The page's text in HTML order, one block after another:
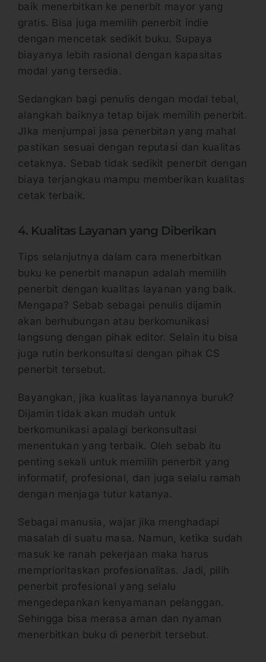
baik menerbitkan ke penerbit mayor yang
gratis. Bisa juga memilih penerbit indie
dengan mencetak sedikit buku. Supaya
biayanya lebih rasional dengan kapasitas
modal yang tersedia.
Sedangkan bagi penulis dengan modal tebal,
alangkah baiknya tetap bijak memilih penerbit.
JIka menjumpai jasa penerbitan yang mahal
pastikan sesuai dengan reputasi dan kualitas
cetaknya. Sebab tidak sedikit penerbit dengan
biaya terjangkau mampu memberikan kualitas
cetak terbaik.
4. Kualitas Layanan yang Diberikan
Tips selanjutnya dalam cara menerbitkan
buku ke penerbit manapun adalah memilih
penerbit dengan kualitas layanan yang baik.
Mengapa? Sebab sebagai penulis dijamin
akan berhubungan atau berkomunikasi
langsung dengan pihak editor. Selain itu bisa
juga rutin berkonsultasi dengan pihak CS
penerbit tersebut.
Bayangkan, jika kualitas layanannya buruk?
Dijamin tidak akan mudah untuk
berkomunikasi apalagi berkonsultasi
menentukan yang terbaik. Oleh sebab itu
penting sekali untuk memilih penerbit yang
informatif, profesional, dan juga selalu ramah
dengan menjaga tutur katanya.
Sebagai manusia, wajar jika menghadapi
masalah di suatu masa. Namun, ketika sudah
masuk ke ranah pekerjaan maka harus
memprioritaskan profesionalitas. Jadi, pilih
penerbit profesional yang selalu
mengedepankan kenyamanan pelanggan.
Sehingga bisa merasa aman dan nyaman
menerbitkan buku di penerbit tersebut.